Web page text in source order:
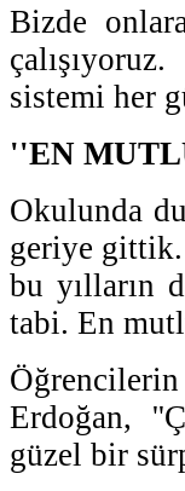
Bizde
sistemi her
''EN
Okulunda
geriye gittik.
bu yılların
tabi. En
Erdoğan,
güzel bir